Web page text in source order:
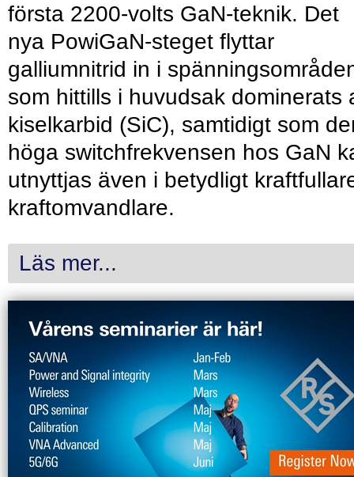
första 2200-volts GaN-teknik. Det
nya PowiGaN-steget flyttar
galliumnitrid in i
som hittills i huvudsak dominerats
kiselkarbid (SiC), samtidigt som
höga switchfrekvensen hos GaN
utnyttjas även i betydligt
kraftomvandlare.
Läs mer...